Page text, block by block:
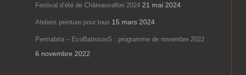
Festival d’été de Châteauvallon 2024 21 mai 2024
Ateliers peinture pour tous 15 mars 2024
Permabita – EcoBatissonS : programme de novembre 2022
6 novembre 2022